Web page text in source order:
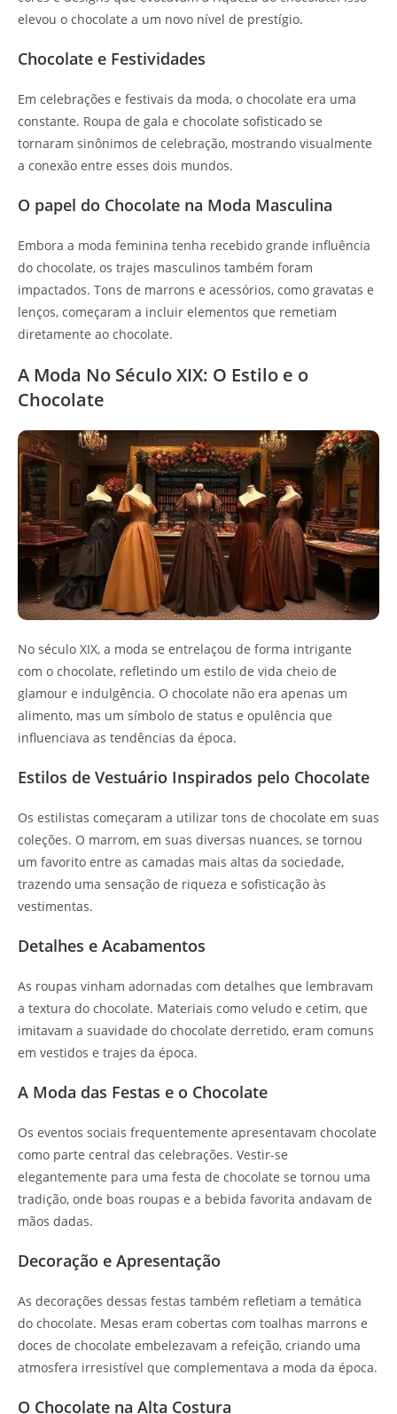
elevou o chocolate a um novo nível de prestígio.
Chocolate e Festividades
Em celebrações e festivais da moda, o chocolate era uma
constante. Roupa de gala e chocolate sofisticado se
tornaram sinônimos de celebração, mostrando visualmente
a conexão entre esses dois mundos.
O papel do Chocolate na Moda Masculina
Embora a moda feminina tenha recebido grande influência
do chocolate, os trajes masculinos também foram
impactados. Tons de marrons e acessórios, como gravatas e
lenços, começaram a incluir elementos que remetiam
diretamente ao chocolate.
A Moda No Século XIX: O Estilo e o
Chocolate
No século XIX, a moda se entrelaçou de forma intrigante
com o chocolate, refletindo um estilo de vida cheio de
glamour e indulgência. O chocolate não era apenas um
alimento, mas um símbolo de status e opulência que
influenciava as tendências da época.
Estilos de Vestuário Inspirados pelo Chocolate
Os estilistas começaram a utilizar tons de chocolate em suas
coleções. O marrom, em suas diversas nuances, se tornou
um favorito entre as camadas mais altas da sociedade,
trazendo uma sensação de riqueza e sofisticação às
vestimentas.
Detalhes e Acabamentos
As roupas vinham adornadas com detalhes que lembravam
a textura do chocolate. Materiais como veludo e cetim, que
imitavam a suavidade do chocolate derretido, eram comuns
em vestidos e trajes da época.
A Moda das Festas e o Chocolate
Os eventos sociais frequentemente apresentavam chocolate
como parte central das celebrações. Vestir-se
elegantemente para uma festa de chocolate se tornou uma
tradição, onde boas roupas e a bebida favorita andavam de
mãos dadas.
Decoração e Apresentação
As decorações dessas festas também refletiam a temática
do chocolate. Mesas eram cobertas com toalhas marrons e
doces de chocolate embelezavam a refeição, criando uma
atmosfera irresistível que complementava a moda da época.
O Chocolate na Alta Costura